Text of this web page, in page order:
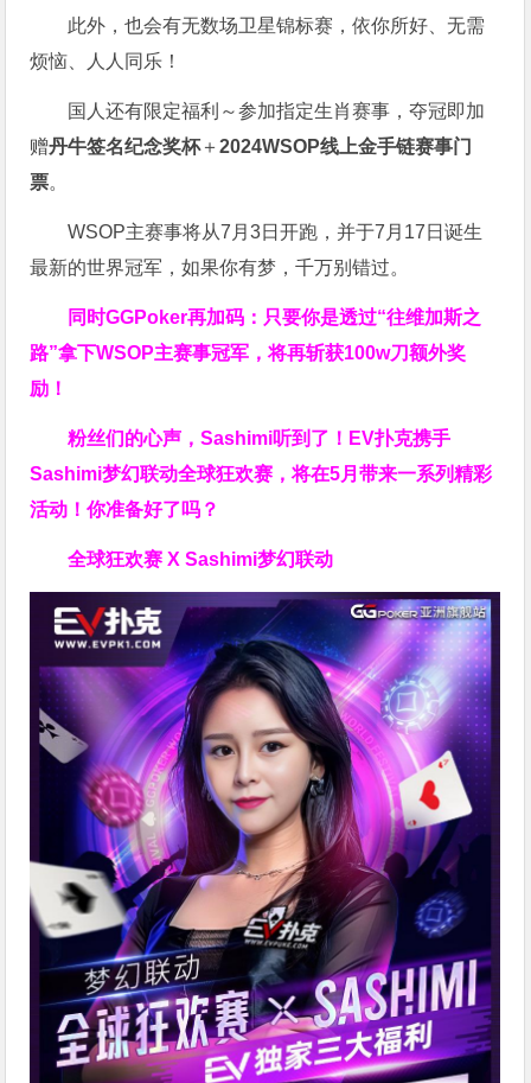
此外，也会有无数场卫星锦标赛，依你所好、无需
烦恼、人人同乐！
国人还有限定福利～参加指定生肖赛事，夺冠即加
赠丹牛签名纪念奖杯＋2024WSOP线上金手链赛事门
票。
WSOP主赛事将从7月3日开跑，并于7月17日诞生
最新的世界冠军，如果你有梦，千万别错过。
同时GGPoker再加码：只要你是透过“往维加斯之
路”拿下WSOP主赛事冠军，将再斩获100w刀额外奖
励！
粉丝们的心声，Sashimi听到了！EV扑克携手
Sashimi梦幻联动全球狂欢赛，将在5月带来一系列精彩
活动！你准备好了吗？
全球狂欢赛 X Sashimi梦幻联动